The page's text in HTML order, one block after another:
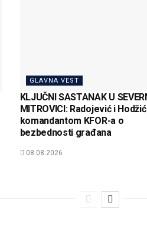
GLAVNA VEST
KLJUČNI SASTANAK U
MITROVICI: Radojević i
komandantom KFOR-a o
bezbednosti građana
08.08.2026